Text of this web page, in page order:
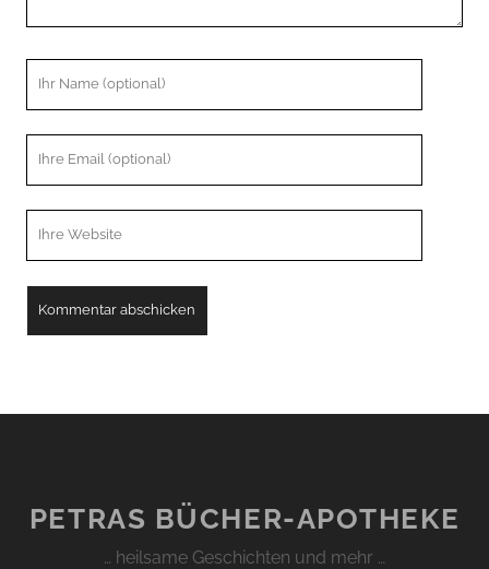
PETRAS BÜCHER-APOTHEKE
… heilsame Geschichten und mehr …